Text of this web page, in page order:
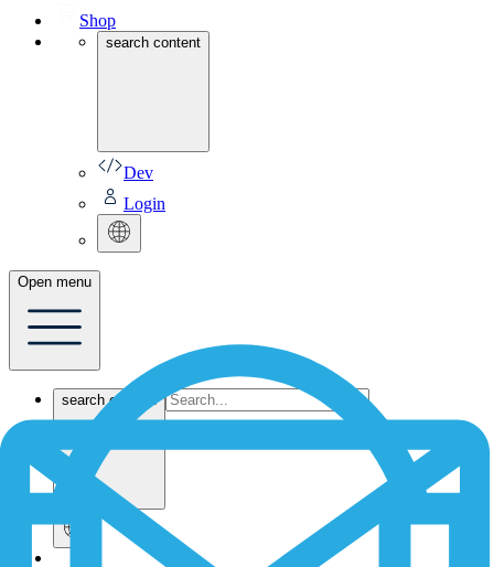
Shop
search content
Dev
Login
Open menu
search content